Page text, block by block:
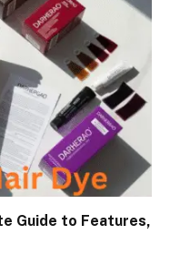
Guide to Features,